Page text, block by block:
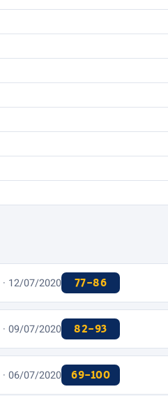
77-86
12/07/2020 ·
82-93
09/07/2020 ·
69-100
06/07/2020 ·